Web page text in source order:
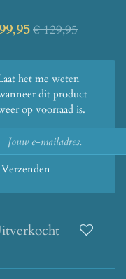
€ 129,95
het me weten
dit product
op voorraad is.
Verzenden